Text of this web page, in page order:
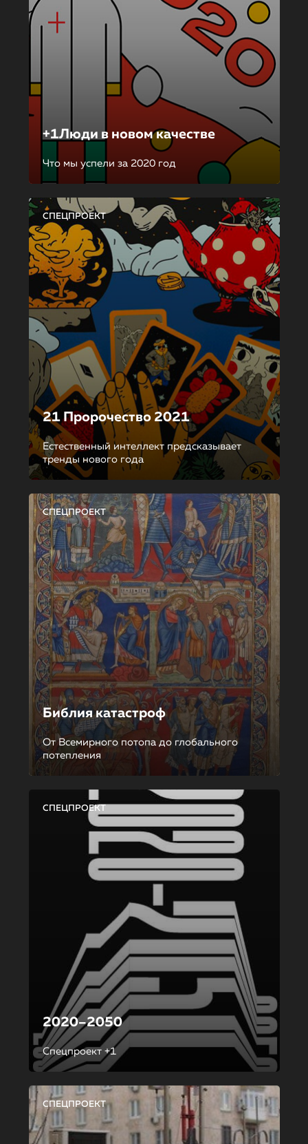
+1Люди в новом качестве
Что мы успели за 2020 год
СПЕЦПРОЕКТ
21 Пророчество 2021
Естественный интеллект предсказывает
тренды нового года
СПЕЦПРОЕКТ
Библия катастроф
От Всемирного потопа до глобального
потепления
СПЕЦПРОЕКТ
2020–2050
Спецпроект +1
СПЕЦПРОЕКТ